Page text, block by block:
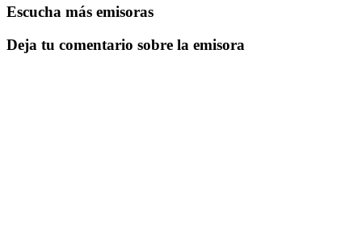
Escucha más emisoras
Deja tu comentario sobre la emisora